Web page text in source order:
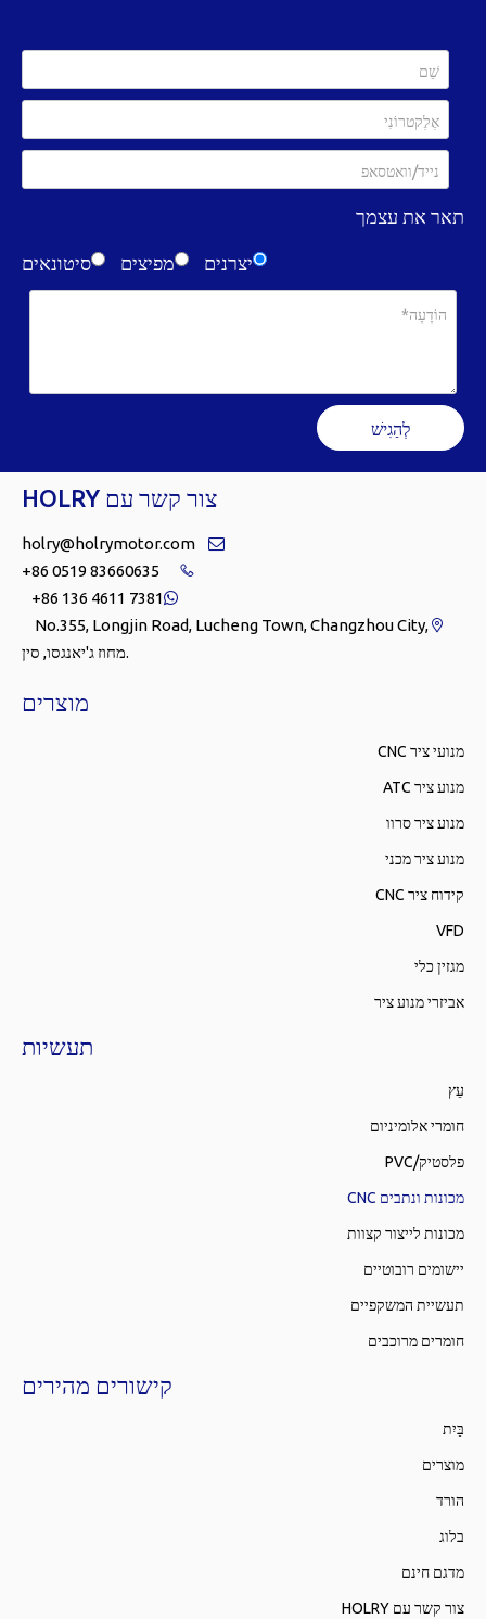
תאר את עצמך
יצרנים מפיצים סיטונאים
לְהַגִישׁ
צור קשר עם HOLRY

holry@holrymotor.com

+86 0519 83660635

+86 136 4611 7381

No.355, Longjin Road, Lucheng Town, Changzhou City,
מחוז ג'יאנגסו, סין.
מוצרים
מנועי ציר CNC
מנוע ציר ATC
מנוע ציר סרוו
מנוע ציר מכני
קידוח ציר CNC
VFD
מגזין כלי
אביזרי מנוע ציר
תעשיות
עֵץ
חומרי אלומיניום
PVC/פלסטיק
מכונות ונתבים CNC
מכונות לייצור קצוות
יישומים רובוטיים
תעשיית המשקפיים
חומרים מרוכבים
קישורים מהירים
בַּיִת
מוצרים
הורד
בלוג
מדגם חינם
צור קשר עם HOLRY